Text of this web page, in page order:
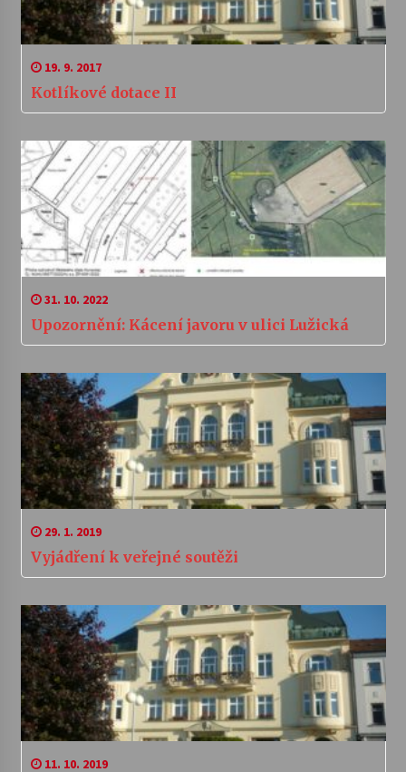
19. 9. 2017
Kotlíkové dotace II
31. 10. 2022
Upozornění: Kácení javoru v ulici Lužická
29. 1. 2019
Vyjádření k veřejné soutěži
11. 10. 2019